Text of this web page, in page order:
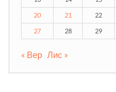
20 21 22
27 28 29
« Вер Лис »